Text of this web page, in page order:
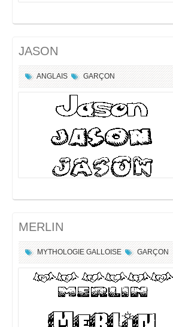
JASON
ANGLAIS GARÇON
MERLIN
MYTHOLOGIE GALLOISE GARÇON